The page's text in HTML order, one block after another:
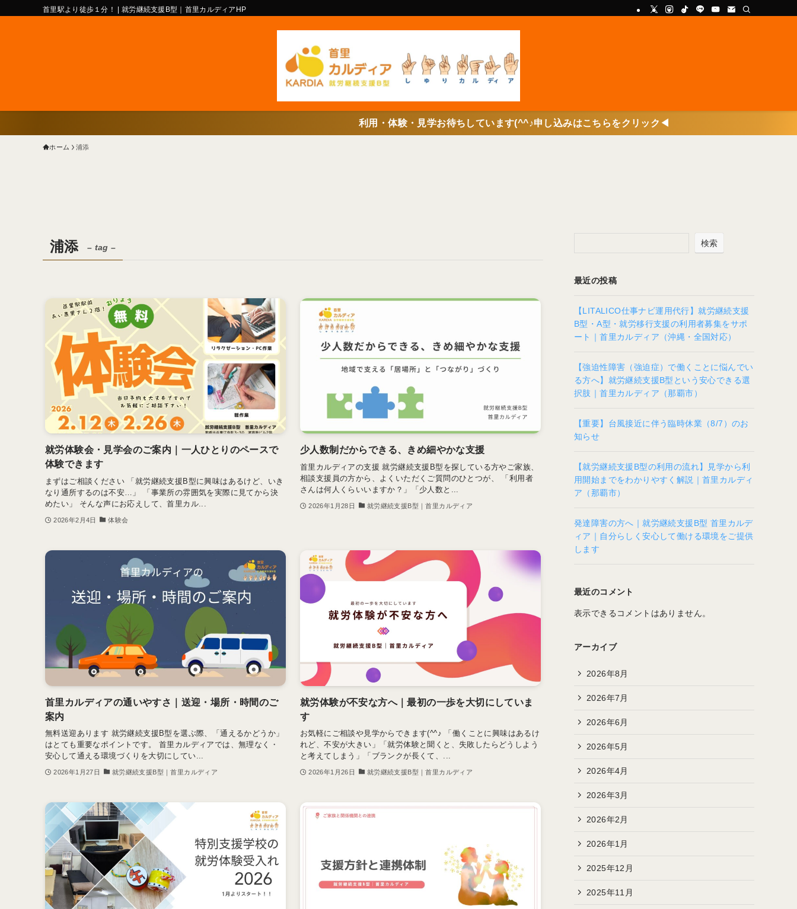
首里駅より徒歩１分！ | 就労継続支援B型｜首里カルディアHP
利用・体験・見学お待ちしています(^^♪申し込みはこちらをクリック◀
ホーム 浦添
浦添 – tag –
就労体験会・見学会のご案内｜一人ひとりのペースで
体験できます
まずはご相談ください 「就労継続支援B型に興味はあるけど、いき
なり通所するのは不安…」 「事業所の雰囲気を実際に見てから決
めたい」 そんな声にお応えして、首里カル...
2026年2月4日 体験会
少人数制だからできる、きめ細やかな支援
首里カルディアの支援 就労継続支援B型を探している方やご家族、
相談支援員の方から、よくいただくご質問のひとつが、 「利用者
さんは何人くらいいますか？」「少人数と...
2026年1月28日 就労継続支援B型｜首里カルディア
首里カルディアの通いやすさ｜送迎・場所・時間のご
案内
無料送迎あります 就労継続支援B型を選ぶ際、「通えるかどうか」
はとても重要なポイントです。 首里カルディアでは、無理なく・
安心して通える環境づくりを大切にしてい...
2026年1月27日 就労継続支援B型｜首里カルディア
就労体験が不安な方へ｜最初の一歩を大切にしていま
す
お気軽にご相談や見学からできます(^^♪ 「働くことに興味はあるけ
れど、不安が大きい」「就労体験と聞くと、失敗したらどうしよう
と考えてしまう」「ブランクが長くて、...
2026年1月26日 就労継続支援B型｜首里カルディア
検索
最近の投稿
【LITALICO仕事ナビ運用代行】就労継続支援
B型・A型・就労移行支援の利用者募集をサポ
ート｜首里カルディア（沖縄・全国対応）
【強迫性障害（強迫症）で働くことに悩んでい
る方へ】就労継続支援B型という安心できる選
択肢｜首里カルディア（那覇市）
【重要】台風接近に伴う臨時休業（8/7）のお
知らせ
【就労継続支援B型の利用の流れ】見学から利
用開始までをわかりやすく解説｜首里カルディ
ア（那覇市）
発達障害の方へ｜就労継続支援B型 首里カルデ
ィア｜自分らしく安心して働ける環境をご提供
します
最近のコメント
表示できるコメントはありません。
アーカイブ
2026年8月
2026年7月
2026年6月
2026年5月
2026年4月
2026年3月
2026年2月
2026年1月
2025年12月
2025年11月